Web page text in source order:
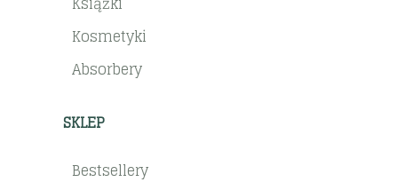
Kosmetyki
Absorbery
SKLEP
Bestsellery